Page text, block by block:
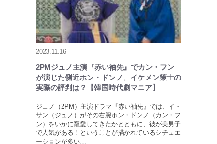
2023.11.16
2PMジュノ主演『赤い袖先』でカン・フン
が演じた側近ホン・ドンノ、イケメン策士の
実際の評判は？【韓国時代劇マニア】
ジュノ（2PM）主演ドラマ『赤い袖先』では、イ・
サン（ジュノ）がその右腕ホン・ドンノ（カン・フ
ン）をいかに寵愛してきたかとともに、彼が美男子
で人気がある！ということが描かれているシチュエ
ーションが多い…